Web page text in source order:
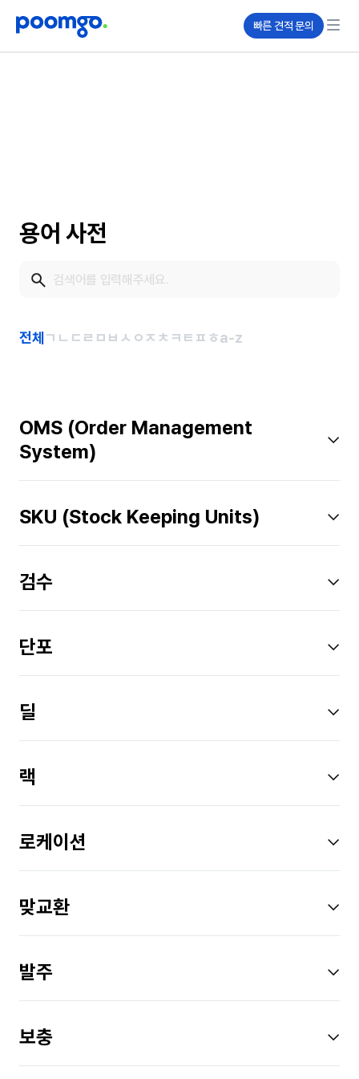
빠른 견적 문의
용어 사전
전체 ㄱ ㄴ ㄷ ㄹ ㅁ ㅂ ㅅ ㅇㅈ ㅊ ㅋ ㅌ ㅍ ㅎa-z
OMS (Order Management
System)
SKU (Stock Keeping Units)
검수
단포
딜
랙
로케이션
맞교환
발주
보충